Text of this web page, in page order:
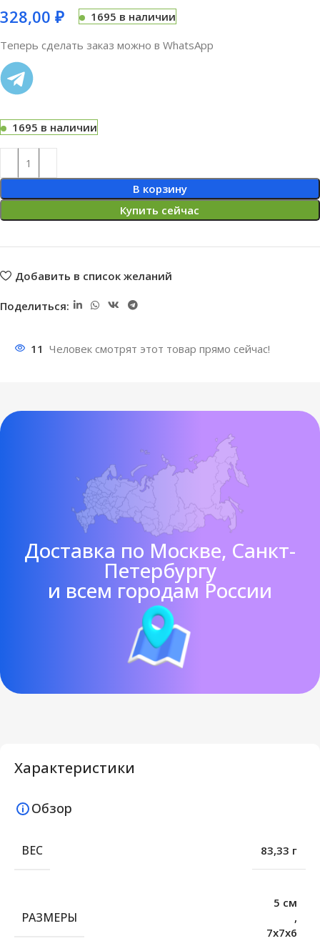
328,00 ₽
1695 в наличии
Теперь сделать заказ можно в WhatsApp
1695 в наличии
В корзину
Купить сейчас
Добавить в список желаний
Поделиться:
11 Человек смотрят этот товар прямо сейчас!
Доставка по Москве, Санкт-
Петербургу
и всем городам России
Характеристики
Обзор
ВЕС 83,33 г
РАЗМЕРЫ
5 см
,
7х7х6